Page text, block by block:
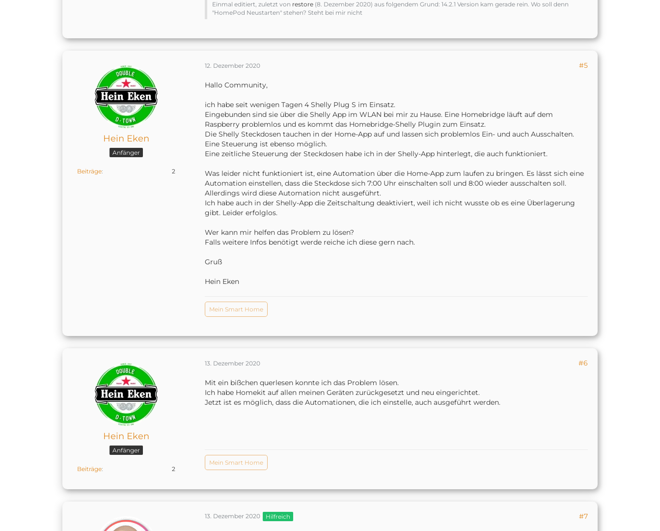
Einmal editiert, zuletzt von restore (8. Dezember 2020) aus folgendem Grund: 14.2.1 Version kam gerade rein. Wo soll denn
"HomePod Neustarten" stehen? Steht bei mir nicht
Hein Eken
Anfänger
Beiträge 2
12. Dezember 2020 #5
Hallo Community,
ich habe seit wenigen Tagen 4 Shelly Plug S im Einsatz.
Eingebunden sind sie über die Shelly App im WLAN bei mir zu Hause. Eine Homebridge läuft auf dem
Raspberry problemlos und es kommt das Homebridge-Shelly Plugin zum Einsatz.
Die Shelly Steckdosen tauchen in der Home-App auf und lassen sich problemlos Ein- und auch Ausschalten.
Eine Steuerung ist ebenso möglich.
Eine zeitliche Steuerung der Steckdosen habe ich in der Shelly-App hinterlegt, die auch funktioniert.
Was leider nicht funktioniert ist, eine Automation über die Home-App zum laufen zu bringen. Es lässt sich eine
Automation einstellen, dass die Steckdose sich 7:00 Uhr einschalten soll und 8:00 wieder ausschalten soll.
Allerdings wird diese Automation nicht ausgeführt.
Ich habe auch in der Shelly-App die Zeitschaltung deaktiviert, weil ich nicht wusste ob es eine Überlagerung
gibt. Leider erfolglos.
Wer kann mir helfen das Problem zu lösen?
Falls weitere Infos benötigt werde reiche ich diese gern nach.
Gruß
Hein Eken
Mein Smart Home
Hein Eken
Anfänger
Beiträge 2
13. Dezember 2020 #6
Mit ein bißchen querlesen konnte ich das Problem lösen.
Ich habe Homekit auf allen meinen Geräten zurückgesetzt und neu eingerichtet.
Jetzt ist es möglich, dass die Automationen, die ich einstelle, auch ausgeführt werden.
Mein Smart Home
13. Dezember 2020 Hilfreich #7